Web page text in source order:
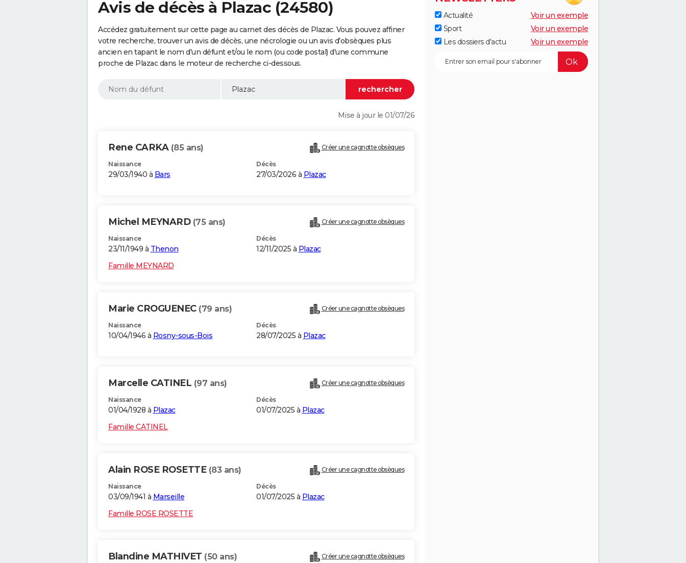
Avis de décès à Plazac (24580)
Accédez gratuitement sur cette page au carnet des décès de Plazac. Vous pouvez affiner
votre recherche, trouver un avis de décès, une nécrologie ou un avis d'obsèques plus
ancien en tapant le nom d'un défunt et/ou le nom (ou code postal) d'une commune
proche de Plazac dans le moteur de recherche ci-dessous.
Mise à jour le 01/07/26
Rene CARKA (85 ans) Créer une cagnotte obsèques
Naissance
29/03/1940 à Bars
Décès
27/03/2026 à Plazac
Michel MEYNARD (75 ans) Créer une cagnotte obsèques
Naissance
23/11/1949 à Thenon
Décès
12/11/2025 à Plazac
Famille MEYNARD
Marie CROGUENEC (79 ans) Créer une cagnotte obsèques
Naissance
10/04/1946 à Rosny-sous-Bois
Décès
28/07/2025 à Plazac
Marcelle CATINEL (97 ans) Créer une cagnotte obsèques
Naissance
01/04/1928 à Plazac
Décès
01/07/2025 à Plazac
Famille CATINEL
Alain ROSE ROSETTE (83 ans) Créer une cagnotte obsèques
Naissance
03/09/1941 à Marseille
Décès
01/07/2025 à Plazac
Famille ROSE ROSETTE
Blandine MATHIVET (50 ans) Créer une cagnotte obsèques
Actualité
Voir un exemple
Sport
Voir un exemple
Les dossiers d'actu
Voir un exemple